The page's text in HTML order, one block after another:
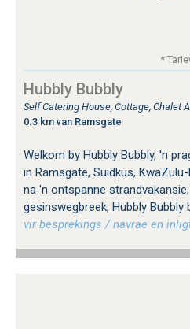
*
Hubbly Bubbly
Self Catering House, Cottage, Chalet
0.3 km van Ramsgate
Welkom by Hubbly Bubbly, 'n
in Ramsgate, Suidkus,
na 'n ontspanne
gesinswegbreek, Hubbly Bubbly
vir besprekings / navrae en